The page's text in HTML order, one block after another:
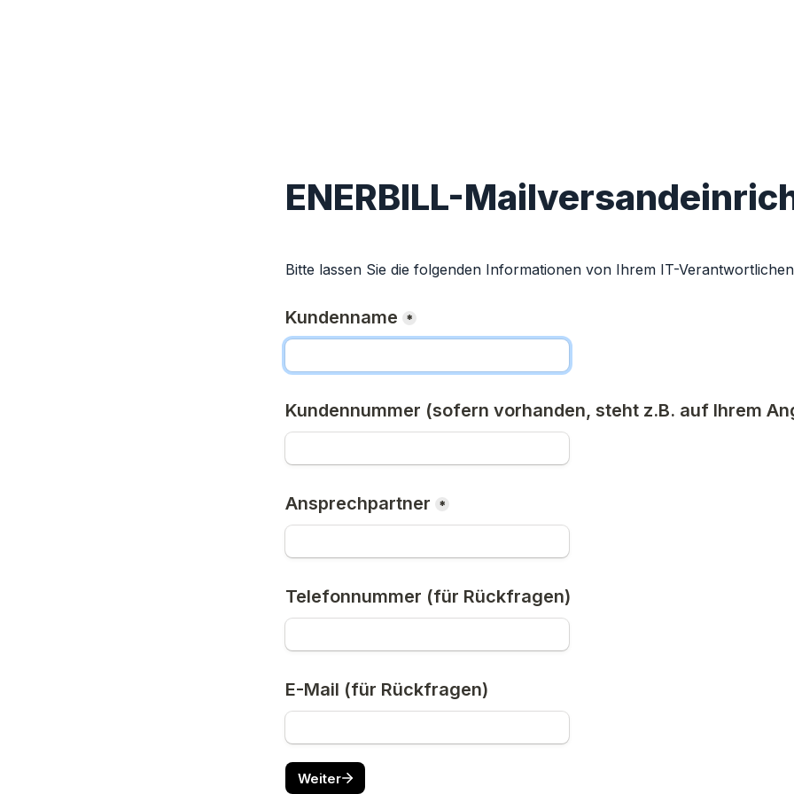
ENERBILL-
Bitte lassen Sie die folgenden Informationen von Ihrem IT-
Kundenname *
Kundennummer (sofern vorhanden, steht z.B. auf Ihrem
Ansprechpartner *
Telefonnummer (für Rückfragen)
E-Mail (für Rückfragen)
Weiter